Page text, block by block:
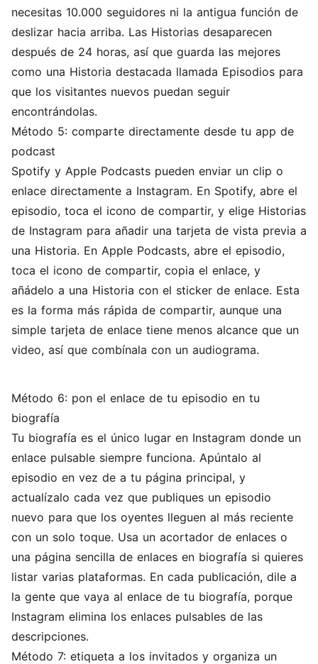
necesitas 10.000 seguidores ni la antigua función de
deslizar hacia arriba. Las Historias desaparecen
después de 24 horas, así que guarda las mejores
como una Historia destacada llamada Episodios para
que los visitantes nuevos puedan seguir
encontrándolas.
Método 5: comparte directamente desde tu app de
podcast
Spotify y Apple Podcasts pueden enviar un clip o
enlace directamente a Instagram. En Spotify, abre el
episodio, toca el icono de compartir, y elige Historias
de Instagram para añadir una tarjeta de vista previa a
una Historia. En Apple Podcasts, abre el episodio,
toca el icono de compartir, copia el enlace, y
añádelo a una Historia con el sticker de enlace. Esta
es la forma más rápida de compartir, aunque una
simple tarjeta de enlace tiene menos alcance que un
video, así que combínala con un audiograma.
Método 6: pon el enlace de tu episodio en tu
biografía
Tu biografía es el único lugar en Instagram donde un
enlace pulsable siempre funciona. Apúntalo al
episodio en vez de a tu página principal, y
actualízalo cada vez que publiques un episodio
nuevo para que los oyentes lleguen al más reciente
con un solo toque. Usa un acortador de enlaces o
una página sencilla de enlaces en biografía si quieres
listar varias plataformas. En cada publicación, dile a
la gente que vaya al enlace de tu biografía, porque
Instagram elimina los enlaces pulsables de las
descripciones.
Método 7: etiqueta a los invitados y organiza un